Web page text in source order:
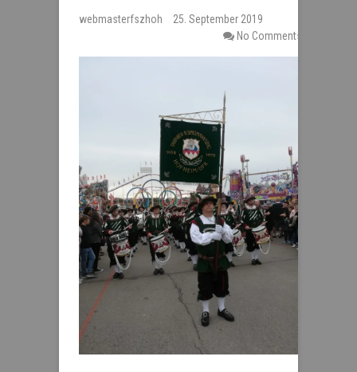
webmasterfszhoh
25. September 2019
No Comments